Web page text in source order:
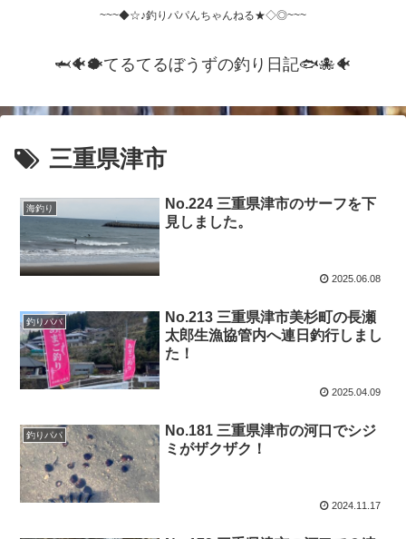
~~~◆☆♪釣りパパんちゃんねる★◇◎~~~
🦈🐠🐡てるてるぼうずの釣り日記🐟️🐙🐠
三重県津市
海釣り
No.224 三重県津市のサーフを下
見しました。
2025.06.08
釣りパパ
No.213 三重県津市美杉町の長瀬
太郎生漁協管内へ連日釣行しまし
た！
2025.04.09
釣りパパ
No.181 三重県津市の河口でシジ
ミがザクザク！
2024.11.17